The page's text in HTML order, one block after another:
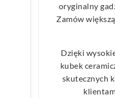
oryginalny
Zamów
Dzięki
kubek
skutecznych